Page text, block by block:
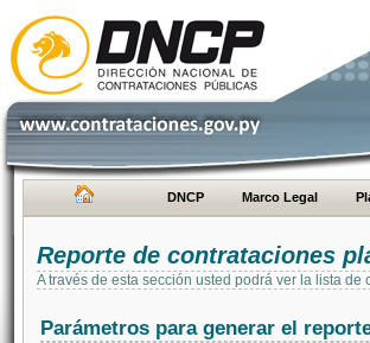
DNCP Marco Legal
Reporte de contrataciones
A través de esta sección usted podrá ver la lista
Parámetros para generar el